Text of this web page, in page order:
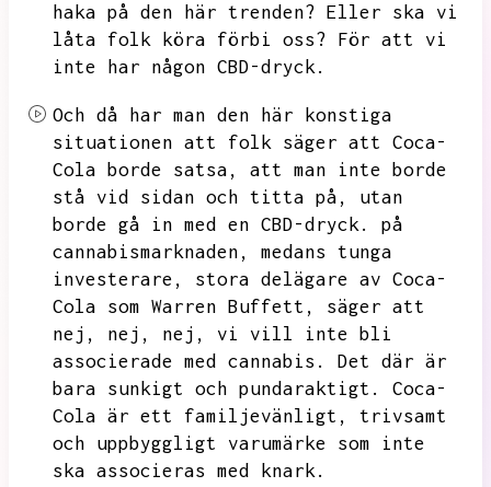
haka på den här trenden? Eller ska vi
låta folk köra förbi oss?
För att vi
inte har någon CBD-dryck.
Och då har man den här konstiga
situationen att folk säger att Coca-
Cola borde satsa,
att man inte borde
stå vid sidan och titta på,
utan
borde gå in med en CBD-dryck.
på
cannabismarknaden,
medans tunga
investerare,
stora delägare av Coca-
Cola som Warren Buffett,
säger att
nej,
nej, nej,
vi vill inte bli
associerade med cannabis.
Det där är
bara sunkigt och pundaraktigt.
Coca-
Cola är ett familjevänligt,
trivsamt
och uppbyggligt varumärke som inte
ska associeras med knark.